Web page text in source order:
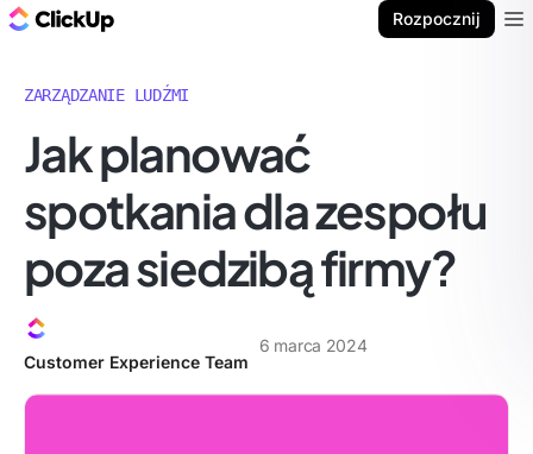
Rozpocznij
ZARZĄDZANIE LUDŹMI
Jak planować
spotkania dla zespołu
poza siedzibą firmy?
Customer Experience Team
6 marca 2024